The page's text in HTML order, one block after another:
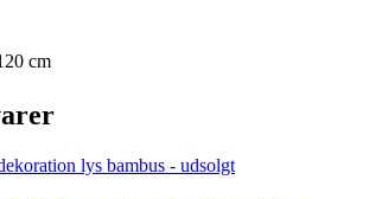
cm